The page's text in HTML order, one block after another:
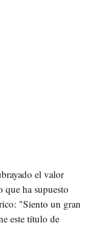
el valor
ha supuesto
"Siento un gran
este título de